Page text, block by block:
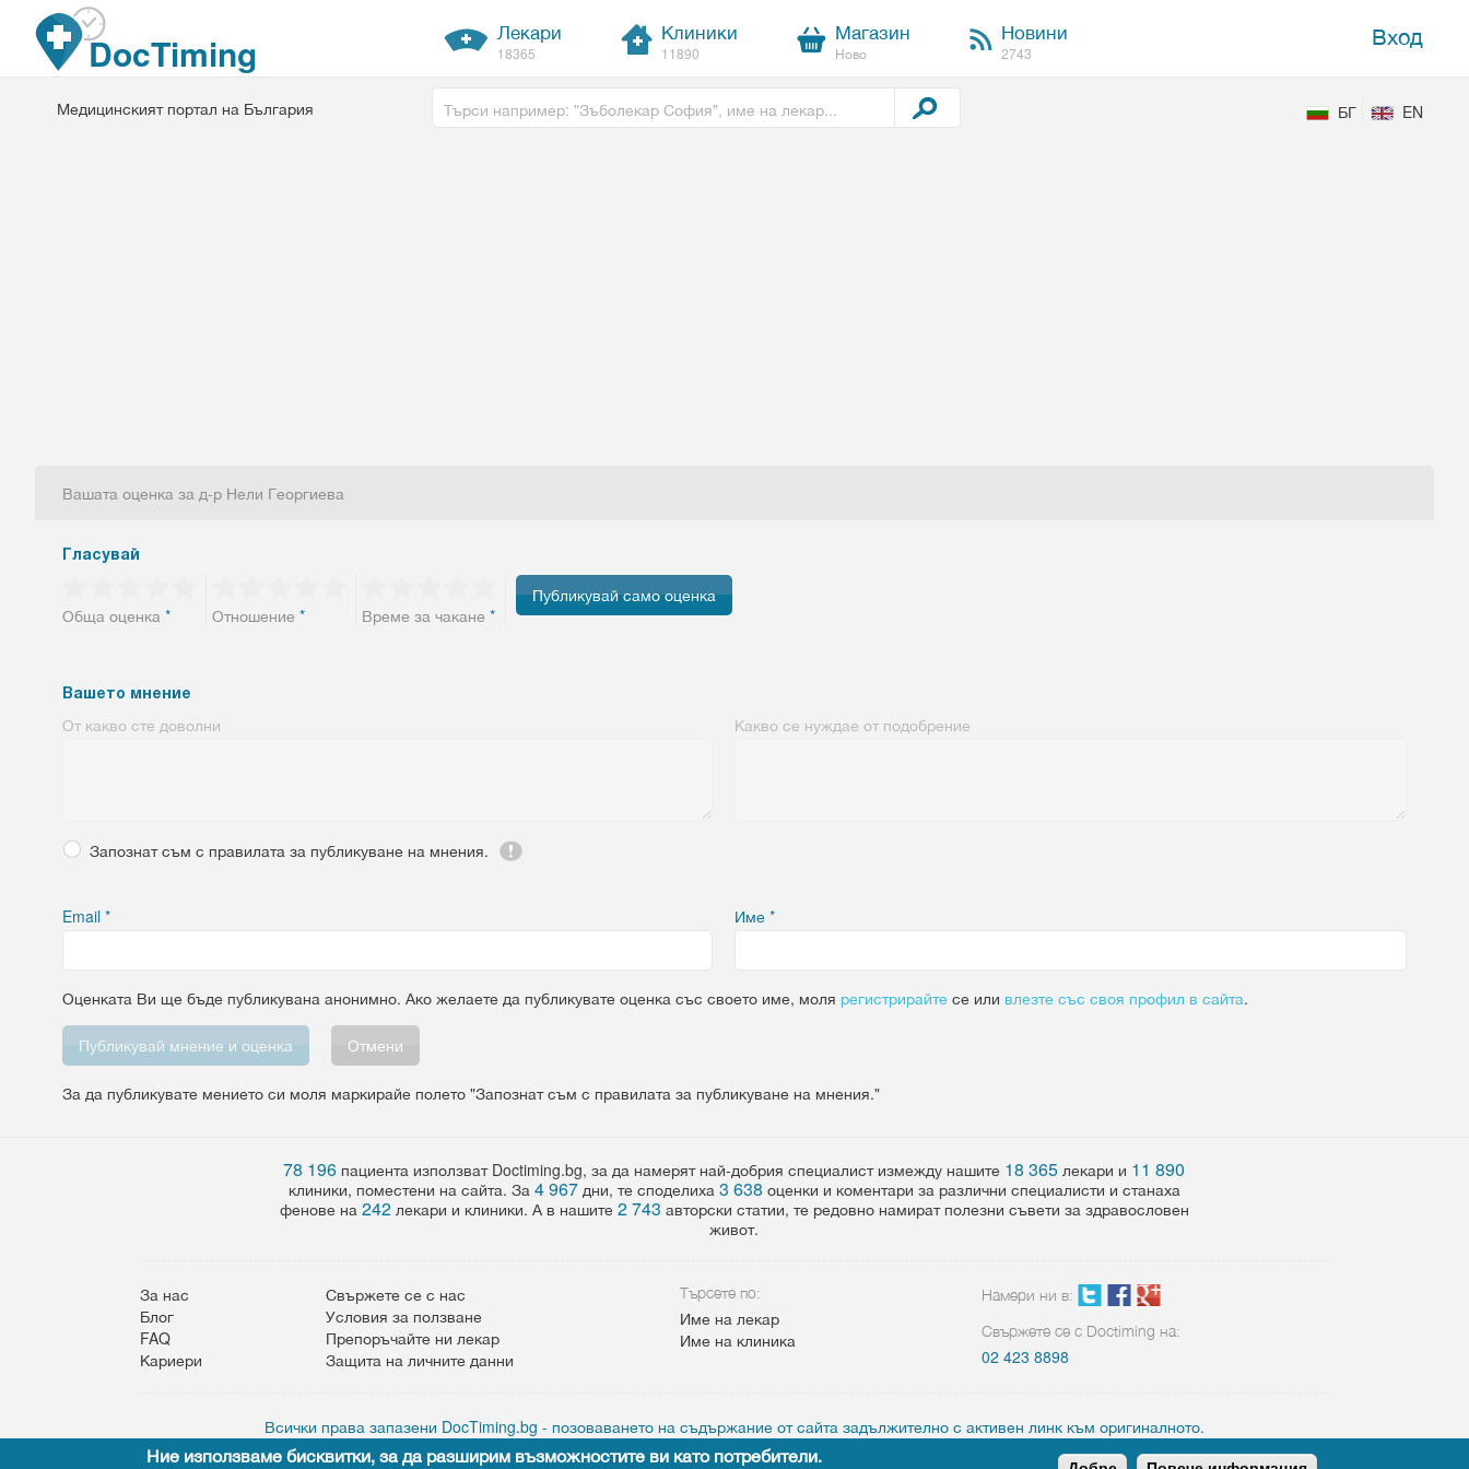
Премини към основното съдържание
DocTiming Лекари
18365
Клиники
11890
Магазин
Ново
Новини
2743
Вход
Медицинският портал на България БГ EN
Вашата оценка за д-р Нели Георгиева
Гласувай
Обща оценка * Отношение * Време за чакане *
Вашето мнение
От какво сте доволни
Какво се нуждае от подобрение
Запознат съм с правилата за публикуване на мнения.
Email * Име *
Оценката Ви ще бъде публикувана анонимно. Ако желаете да публикувате оценка със своето име, моля регистрирайте се или влезте със своя профил в сайта.
Vertical Tabs
Отмени
За да публикувате мението си моля маркирайе полето "Запознат съм с правилата за публикуване на мнения."
78 196 пациента използват Doctiming.bg, за да намерят най-добрия специалист измежду нашите 18 365 лекари и 11 890
клиники, поместени на сайта. За 4 967дни, те споделиха 3 638 оценки и коментари за различни специалисти и станаха
фенове на 242лекари и клиники. А в нашите 2 743 авторски статии, те редовно намират полезни съвети за здравословен
живот.
За нас
Свържете се с нас
Блог
Условия за ползване
FAQ
Препоръчайте ни лекар
Кариери
Защита на личните данни
Търсете по:
Име на лекар
Име на клиника
Намери ни в:
Свържете се с Doctiming на:
02 423 8898
Всички права запазени DocTiming.bg - позоваването на съдържание от сайта задължително с активен линк към оригиналното.
Ние използваме бисквитки, за да разширим възможностите ви като потребители.